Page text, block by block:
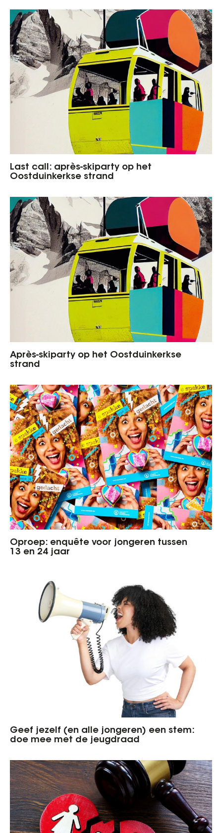
Last call: après-skiparty op het
Oostduinkerkse strand
Après-skiparty op het Oostduinkerkse
strand
Oproep: enquête voor jongeren tussen
13 en 24 jaar
Geef jezelf (en alle jongeren) een stem:
doe mee met de jeugdraad